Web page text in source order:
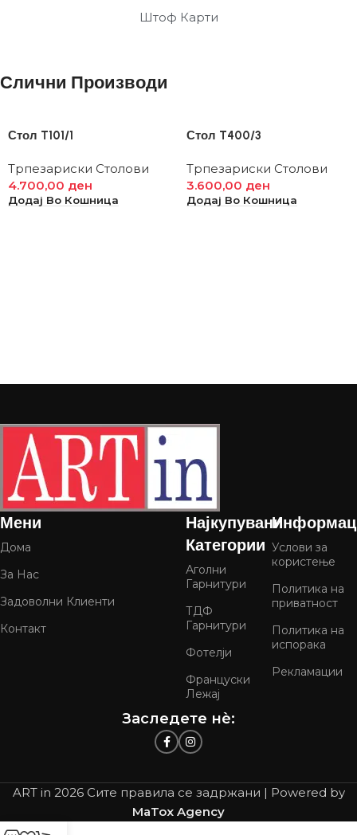
Штоф Карти
Слични Производи
Стол T101/1
Трпезариски Столови
4.700,00 ден
Додај Во Кошница
Стол T400/3
Трпезариски Столови
3.600,00 ден
Додај Во Кошница
Мени
Дома
За Нас
Задоволни Клиенти
Контакт
Најкупувани
Категории
Аголни
Гарнитури
ТДФ
Гарнитури
Фотелји
Француски
Лежај
Услови за
користење
Политика на
приватност
Политика на
испорака
Рекламации
Заследете нѐ:
ART in 2026 Сите правила се задржани | Powered by
MaTox Agency